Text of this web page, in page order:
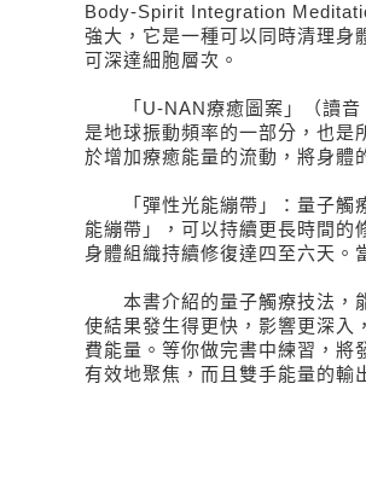
Body-Spirit Integration
強大，它是一種可以同時清理身
可深達細胞層次。
「U-NAN療癒圖案」（讀音
是地球振動頻率的一部分，也是
於增加療癒能量的流動，將身體
「彈性光能繃帶」：量子觸
能繃帶」，可以持續更長時間的
身體組織持續修復達四至六天。
本書介紹的量子觸療技法，
使結果發生得更快，影響更深入
費能量。等你做完書中練習，將
有效地聚焦，而且雙手能量的輸